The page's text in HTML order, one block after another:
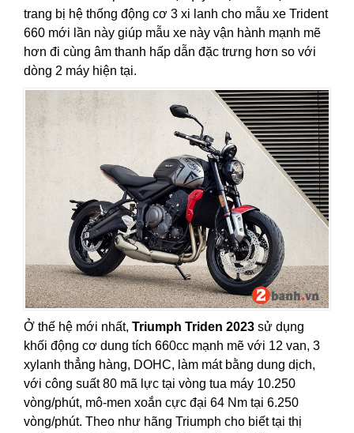
trang bị hệ thống động cơ 3 xi lanh cho mẫu xe Trident
660 mới lần này giúp mẫu xe này vận hành mạnh mẽ
hơn đi cùng âm thanh hấp dẫn đặc trưng hơn so với
dòng 2 máy hiện tại.
Ở thế hệ mới nhất, Triumph Triden 2023 sử dụng
khối động cơ dung tích 660cc mạnh mẽ với 12 van, 3
xylanh thẳng hàng, DOHC, làm mát bằng dung dịch,
với công suất 80 mã lực tại vòng tua máy 10.250
vòng/phút, mô-men xoắn cực đại 64 Nm tại 6.250
vòng/phút. Theo như hãng Triumph cho biết tại thị